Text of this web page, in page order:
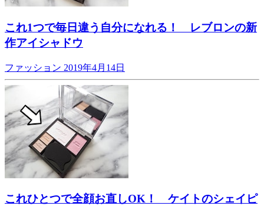
これ1つで毎日違う自分になれる！ レブロンの新
作アイシャドウ
ファッション 2019年4月14日
これひとつで全顔お直しOK！ ケイトのシェイピ